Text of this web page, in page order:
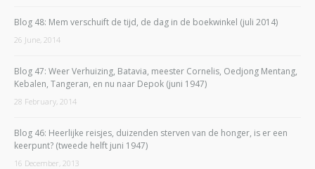
Blog 48: Mem verschuift de tijd, de dag in de boekwinkel (juli 2014)
26 June, 2014
Blog 47: Weer Verhuizing, Batavia, meester Cornelis, Oedjong Mentang,
Kebalen, Tangeran, en nu naar Depok (juni 1947)
28 February, 2014
Blog 46: Heerlijke reisjes, duizenden sterven van de honger, is er een
keerpunt? (tweede helft juni 1947)
16 December, 2013